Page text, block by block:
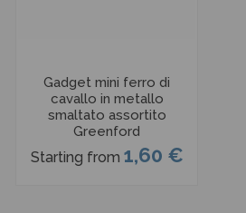
Gadget mini ferro di
cavallo in metallo
smaltato assortito
Greenford
Starting from 1,60 €